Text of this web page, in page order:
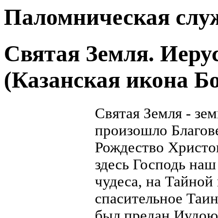
Паломническая
Святая Земля.
(Казанская икона
Святая Земля -
произошло
Рождество
здесь Господь
чудеса, на
спасительное